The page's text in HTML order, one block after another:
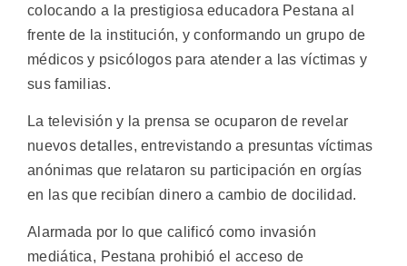
colocando a la prestigiosa educadora Pestana al
frente de la institución, y conformando un grupo de
médicos y psicólogos para atender a las víctimas y
sus familias.
La televisión y la prensa se ocuparon de revelar
nuevos detalles, entrevistando a presuntas víctimas
anónimas que relataron su participación en orgías
en las que recibían dinero a cambio de docilidad.
Alarmada por lo que calificó como invasión
mediática, Pestana prohibió el acceso de